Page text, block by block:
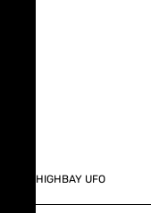
HIGHBAY UFO